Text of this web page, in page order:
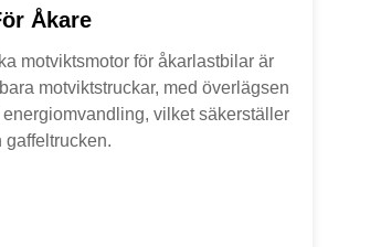
Åkare
motviktsmotor för åkarlastbilar är
motviktstruckar, med överlägsen
vilket säkerställer
gaffeltrucken.